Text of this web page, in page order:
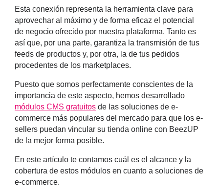
Esta conexión representa la herramienta clave para
aprovechar al máximo y de forma eficaz el potencial
de negocio ofrecido por nuestra plataforma. Tanto es
así que, por una parte, garantiza la transmisión de tus
feeds de productos y, por otra, la de tus pedidos
procedentes de los marketplaces.
Puesto que somos perfectamente conscientes de la
importancia de este aspecto, hemos desarrollado
módulos CMS gratuitos de las soluciones de e-
commerce más populares del mercado para que los e-
sellers puedan vincular su tienda online con BeezUP
de la mejor forma posible.
En este artículo te contamos cuál es el alcance y la
cobertura de estos módulos en cuanto a soluciones de
e-commerce.